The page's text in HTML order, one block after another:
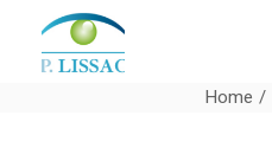
Home